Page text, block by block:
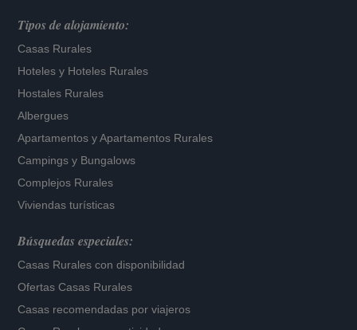
Tipos de alojamiento:
Casas Rurales
Hoteles y Hoteles Rurales
Hostales Rurales
Albergues
Apartamentos yApartamentos Rurales
Campings y Bungalows
Complejos Rurales
Viviendas turísticas
Búsquedas especiales:
Casas Rurales con disponibilidad
Ofertas Casas Rurales
Casas recomendadas por viajeros